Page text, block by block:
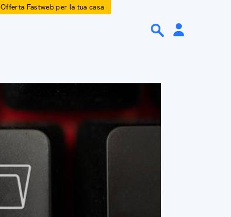
Offerta Fastweb per la tua casa